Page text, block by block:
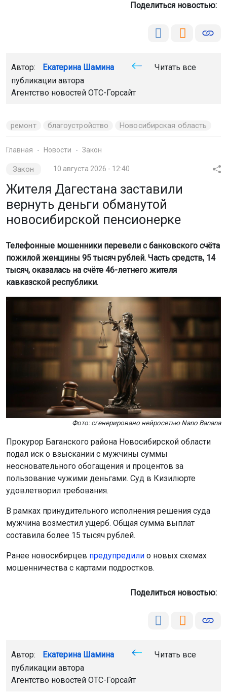
Поделиться новостью:
Автор: Екатерина Шамина
Читать все
публикации автора
Агентство новостей ОТС-Горсайт
ремонт благоустройство Новосибирская область
Главная Новости Закон
Закон 10 августа 2026 - 12:40
Жителя Дагестана заставили
вернуть деньги обманутой
новосибирской пенсионерке
Телефонные мошенники перевели с банковского счёта
пожилой женщины 95 тысяч рублей. Часть средств, 14
тысяч, оказалась на счёте 46-летнего жителя
кавказской республики.
Фото: сгенерировано нейросетью Nano Banana
Прокурор Баганского района Новосибирской области
подал иск о взыскании с мужчины суммы
неосновательного обогащения и процентов за
пользование чужими деньгами. Суд в Кизилюрте
удовлетворил требования.
В рамках принудительного исполнения решения суда
мужчина возместил ущерб. Общая сумма выплат
составила более 15 тысяч рублей.
Ранее новосибирцев предупредили о новых схемах
мошенничества с картами подростков.
Поделиться новостью:
Автор: Екатерина Шамина
Читать все
публикации автора
Агентство новостей ОТС-Горсайт